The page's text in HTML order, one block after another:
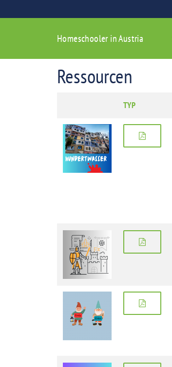
Homeschooler in Austria
Ressourcen
TYP